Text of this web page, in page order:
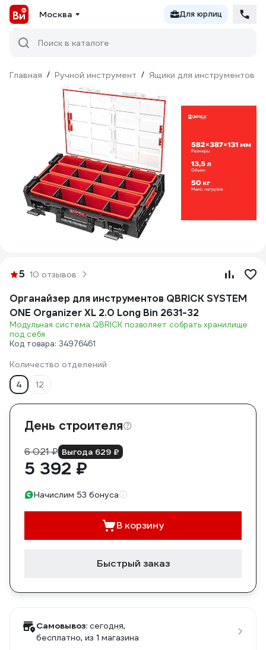
Москва Для юрлиц
Поиск в каталоге
Главная / Ручной инструмент / Ящики для инструментов
5 10 отзывов
Органайзер для инструментов QBRICK SYSTEM
ONE Organizer XL 2.0 Long Bin 2631-32
Модульная система QBRICK позволяет собрать хранилище
под себя
Код товара: 34976461
Количество отделений
4
12
День строителя
6 021 ₽ Выгода 629 ₽
5 392 ₽
Начислим 53 бонуса
В корзину
Быстрый заказ
Самовывоз: сегодня,
бесплатно, из 1 магазина